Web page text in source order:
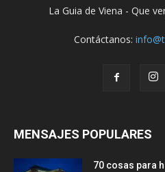
La Guia de Viena - Que
Contáctanos:
MENSAJES POPULARES
70 cosas para